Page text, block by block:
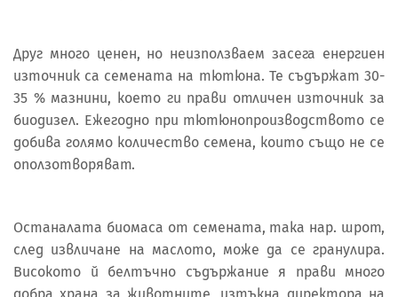
Друг много ценен, но неизползваем засега енергиен
източник са семената на тютюна. Те съдържат 30-
35 % мазнини, което ги прави отличен източник за
биодизел. Ежегодно при тютюнопроизводството се
добива голямо количество семена, които също не се
оползотворяват.
Останалата биомаса от семената, така нар. шрот,
след извличане на маслото, може да се гранулира.
Високото й белтъчно съдържание я прави много
добра храна за животните, изтъкна директора на